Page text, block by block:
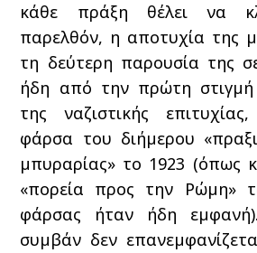
κάθε πράξη θέλει να
παρελθόν, η αποτυχία της
τη δεύτερη παρουσία της
ήδη από την πρώτη στιγμή
της ναζιστικής
φάρσα του διήμερου
μπυραρίας» το 1923 (όπως
«πορεία προς την Ρώμη»
φάρσας ήταν ήδη
συμβάν δεν